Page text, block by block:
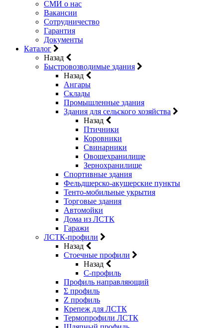
СМИ о нас
Вакансии
Сотрудничество
Гарантия
Документы
Каталог
Назад
Быстровозводимые здания
Назад
Ангары
Склады
Промышленные здания
Здания для сельского хозяйства
Назад
Птичники
Коровники
Свинарники
Овощехранилище
Зернохранилище
Спортивные здания
Фельдшерско-акушерские пункты
Тенто-мобильные укрытия
Торговые здания
Автомойки
Дома из ЛСТК
Гаражи
ЛСТК-профили
Назад
Стоечные профили
Назад
C-профиль
Профиль направляющий
Σ профиль
Z профиль
Крепеж для ЛСТК
Термопрофили ЛСТК